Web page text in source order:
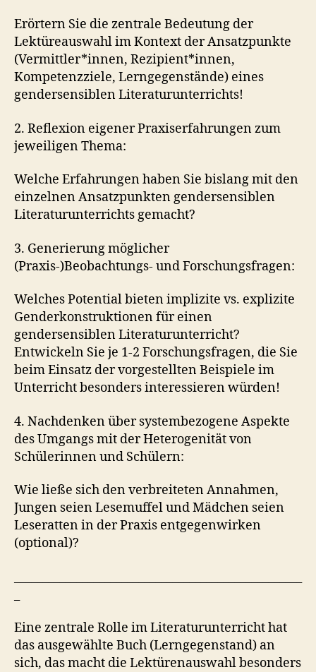
Erörtern Sie die zentrale Bedeutung der
Lektüreauswahl im Kontext der Ansatzpunkte
(Vermittler*innen, Rezipient*innen,
Kompetenzziele, Lerngegenstände) eines
gendersensiblen Literaturunterrichts!
2. Reflexion eigener Praxiserfahrungen zum
jeweiligen Thema:
Welche Erfahrungen haben Sie bislang mit den
einzelnen Ansatzpunkten gendersensiblen
Literaturunterrichts gemacht?
3. Generierung möglicher
(Praxis-)Beobachtungs- und Forschungsfragen:
Welches Potential bieten implizite vs. explizite
Genderkonstruktionen für einen
gendersensiblen Literaturunterricht?
Entwickeln Sie je 1-2 Forschungsfragen, die Sie
beim Einsatz der vorgestellten Beispiele im
Unterricht besonders interessieren würden!
4. Nachdenken über systembezogene Aspekte
des Umgangs mit der Heterogenität von
Schülerinnen und Schülern:
Wie ließe sich den verbreiteten Annahmen,
Jungen seien Lesemuffel und Mädchen seien
Leseratten in der Praxis entgegenwirken
(optional)?
Eine zentrale Rolle im Literaturunterricht hat
das ausgewählte Buch (Lerngegenstand) an
sich, das macht die Lektürenauswahl besonders